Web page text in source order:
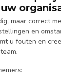
maar correct
en
u fouten en